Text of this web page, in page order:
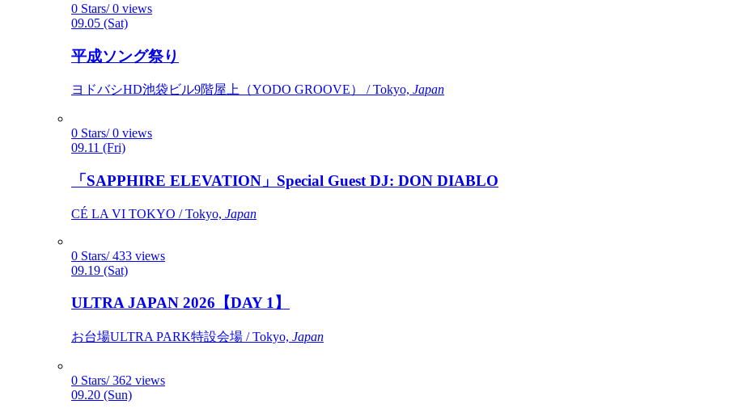
0 Stars/ 0 views
09.05 (Sat)
平成ソング祭り
ヨドバシHD池袋ビル9階屋上（YODO GROOVE） / Tokyo, Japan
0 Stars/ 0 views
09.11 (Fri)
「SAPPHIRE ELEVATION」Special Guest DJ: DON DIABLO
CÉ LA VI TOKYO / Tokyo, Japan
0 Stars/ 433 views
09.19 (Sat)
ULTRA JAPAN 2026【DAY 1】
お台場ULTRA PARK特設会場 / Tokyo, Japan
0 Stars/ 362 views
09.20 (Sun)